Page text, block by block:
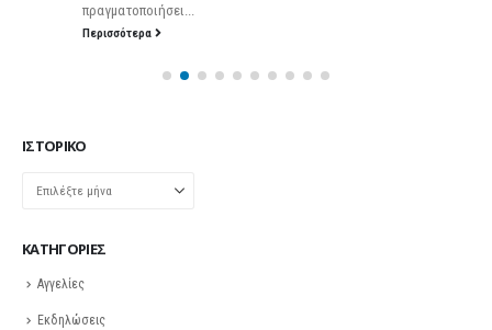
πραγματοποιήσει...
Περισσότερα
ΙΣΤΟΡΙΚΌ
KΑΤΗΓΟΡΊΕΣ
Αγγελίες
Εκδηλώσεις